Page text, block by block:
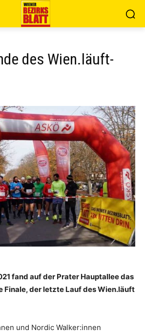
des Wien.läuft-
fand auf der Prater Hauptallee das
Finale, der letzte Lauf des Wien.läuft
und Nordic Walker:innen